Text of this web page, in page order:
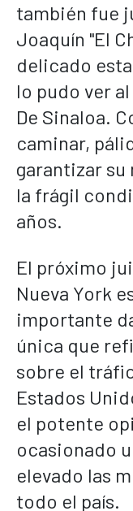
también fue
Joaquín "El
delicado
lo pudo ver
De Sinaloa.
caminar,
garantizar
la frágil
años.
El próximo
Nueva York
importante
única que
sobre el
Estados
el potente
ocasionado
elevado las
todo el país.